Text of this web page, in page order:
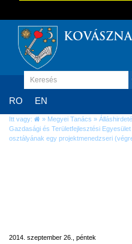
RO EN
Itt vagy: » Megyei Tanács »
Gazdasági és Területfejlesztési
osztályának egy projektmenedzseri
2014. szeptember 26., péntek